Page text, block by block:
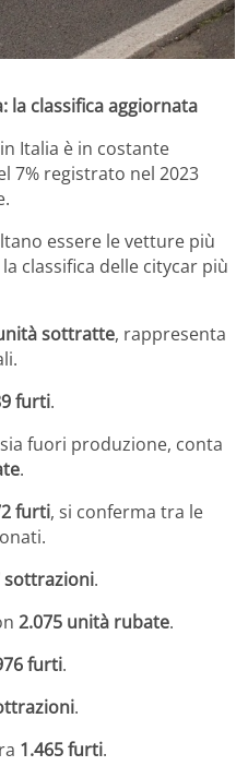
la classifica aggiornata
in Italia è in costante
7% registrato nel 2023
essere le vetture più
la classifica delle citycar più
sottratte, rappresenta
furti.
fuori produzione, conta
.
furti, si conferma tra le
sottrazioni.
2.075 unità rubate.
furti.
.
1.465 furti.